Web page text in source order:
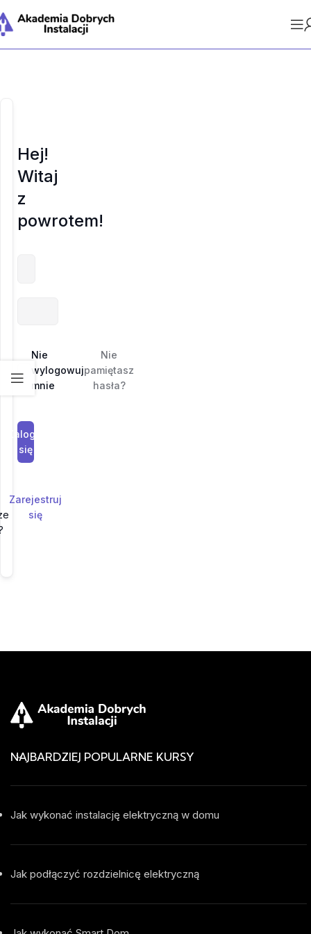
Hej!
Witaj
z
powrotem!
Nie
wylogowuj
mnie
Nie
pamiętasz
hasła?
Zaloguj
się
Zarejestruj
się
NAJBARDZIEJ POPULARNE KURSY
Jak wykonać instalację elektryczną w domu
Jak podłączyć rozdzielnicę elektryczną